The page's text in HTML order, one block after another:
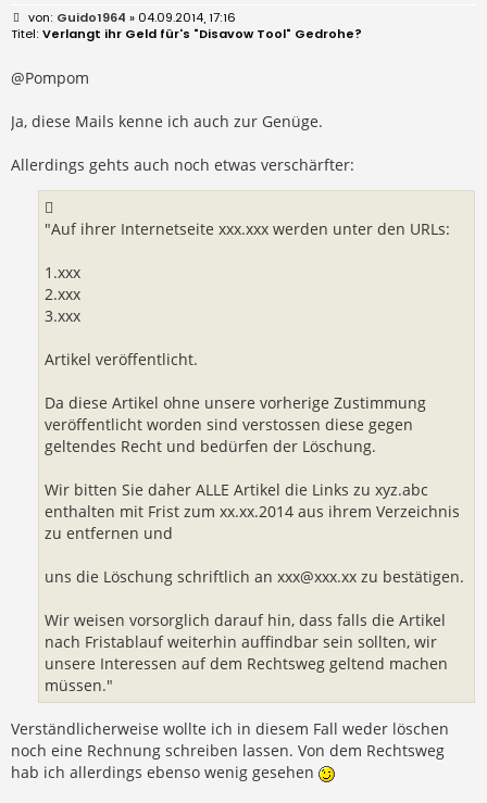
B
e
i
r
a
Guido1964 » 04.09.2014, 17:16
Verlangt ihr Geld für's "Disavow Tool" Gedrohe?
@Pompom
Ja, diese Mails kenne ich auch zur Genüge.
Allerdings gehts auch noch etwas verschärfter:
"Auf ihrer Internetseite xxx.xxx werden unter den URLs:
1.xxx
2.xxx
3.xxx
Artikel veröffentlicht.
Da diese Artikel ohne unsere vorherige Zustimmung
veröffentlicht worden sind verstossen diese gegen
geltendes Recht und bedürfen der Löschung.
Wir bitten Sie daher ALLE Artikel die Links zu xyz.abc
enthalten mit Frist zum xx.xx.2014 aus ihrem Verzeichnis
zu entfernen und
uns die Löschung schriftlich an xxx@xxx.xx zu bestätigen.
Wir weisen vorsorglich darauf hin, dass falls die Artikel
nach Fristablauf weiterhin auffindbar sein sollten, wir
unsere Interessen auf dem Rechtsweg geltend machen
müssen."
Verständlicherweise wollte ich in diesem Fall weder löschen
noch eine Rechnung schreiben lassen. Von dem Rechtsweg
hab ich allerdings ebenso wenig gesehen